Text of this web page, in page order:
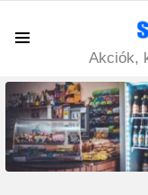
Akciók,
LATEST
STORIES